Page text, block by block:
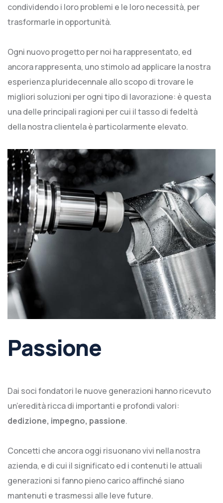
condividendo i loro problemi e le loro necessità, per
trasformarle in opportunità.
Ogni nuovo progetto per noi ha rappresentato, ed
ancora rappresenta, uno stimolo ad applicare la nostra
esperienza pluridecennale allo scopo di trovare le
migliori soluzioni per ogni tipo di lavorazione: è questa
una delle principali ragioni per cui il tasso di fedeltà
della nostra clientela è particolarmente elevato.
Passione
Dai soci fondatori le nuove generazioni hanno ricevuto
un’eredità ricca di importanti e profondi valori:
dedizione, impegno, passione.
Concetti che ancora oggi risuonano vivi nella nostra
azienda, e di cui il significato ed i contenuti le attuali
generazioni si fanno pieno carico affinché siano
mantenuti e trasmessi alle leve future.